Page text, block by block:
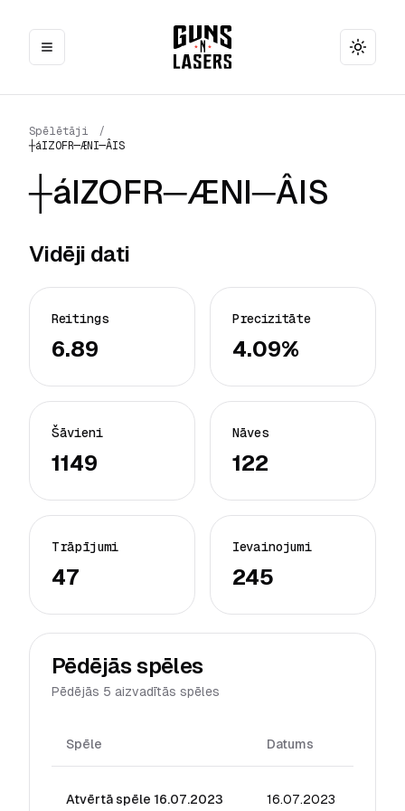
Toggle
Spēlētāji
/
┼áIZOFR─ÆNI─ÂIS
┼áIZOFR─ÆNI─ÂIS
Vidēji dati
Reitings
6.89
Precizitāte
4.09%
Šāvieni
1149
Nāves
122
Trāpījumi
47
Ievainojumi
245
Pēdējās spēles
Pēdējās 5 aizvadītās spēles
Spēle Datums
Atvērtā spēle 16.07.2023 16.07.2023